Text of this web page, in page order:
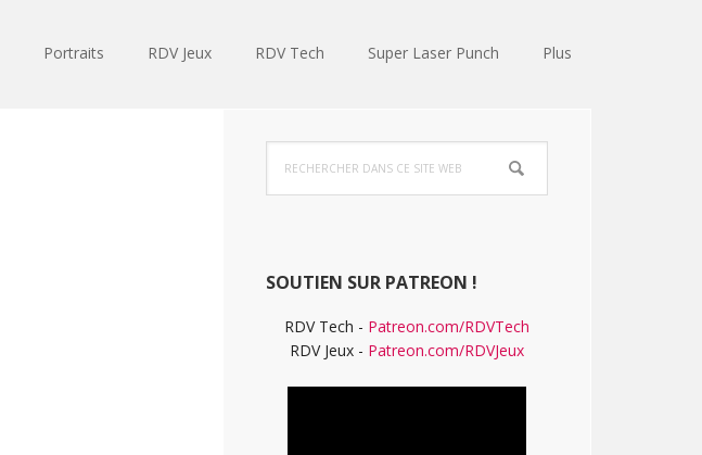
Portraits RDV Jeux RDV Tech Super Laser Punch Plus
Barre
latérale
dans
ce
SOUTIEN SUR PATREON !
RDV Tech - Patreon.com/RDVTech
RDV Jeux - Patreon.com/RDVJeux